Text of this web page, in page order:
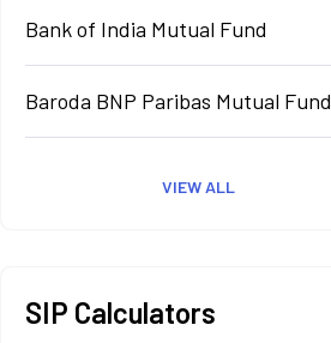
Bank of India Mutual Fund
Baroda BNP Paribas Mutual Fund
VIEW ALL
SIP Calculators